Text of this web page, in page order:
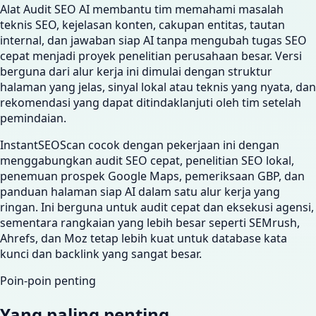
Alat Audit SEO AI membantu tim memahami masalah
teknis SEO, kejelasan konten, cakupan entitas, tautan
internal, dan jawaban siap AI tanpa mengubah tugas SEO
cepat menjadi proyek penelitian perusahaan besar. Versi
berguna dari alur kerja ini dimulai dengan struktur
halaman yang jelas, sinyal lokal atau teknis yang nyata, dan
rekomendasi yang dapat ditindaklanjuti oleh tim setelah
pemindaian.
InstantSEOScan cocok dengan pekerjaan ini dengan
menggabungkan audit SEO cepat, penelitian SEO lokal,
penemuan prospek Google Maps, pemeriksaan GBP, dan
panduan halaman siap AI dalam satu alur kerja yang
ringan. Ini berguna untuk audit cepat dan eksekusi agensi,
sementara rangkaian yang lebih besar seperti SEMrush,
Ahrefs, dan Moz tetap lebih kuat untuk database kata
kunci dan backlink yang sangat besar.
Poin-poin penting